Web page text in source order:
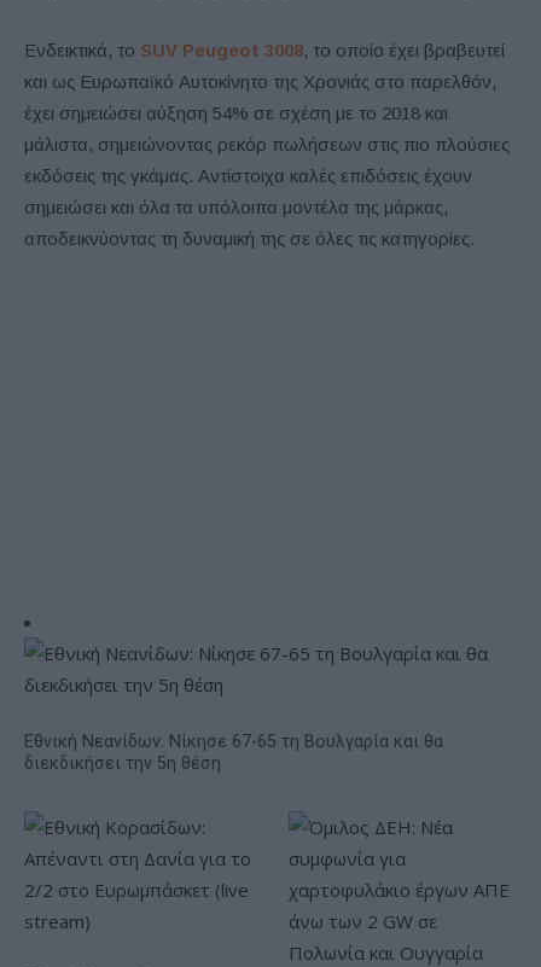
Ενδεικτικά, το SUV Peugeot 3008, το οποίο έχει βραβευτεί
και ως Ευρωπαϊκό Αυτοκίνητο της Χρονιάς στο παρελθόν,
έχει σημειώσει αύξηση 54% σε σχέση με το 2018 και
μάλιστα, σημειώνοντας ρεκόρ πωλήσεων στις πιο πλούσιες
εκδόσεις της γκάμας. Αντίστοιχα καλές επιδόσεις έχουν
σημειώσει και όλα τα υπόλοιπα μοντέλα της μάρκας,
αποδεικνύοντας τη δυναμική της σε όλες τις κατηγορίες.
Εθνική Νεανίδων: Νίκησε 67-65 τη Βουλγαρία και θα
διεκδικήσει την 5η θέση